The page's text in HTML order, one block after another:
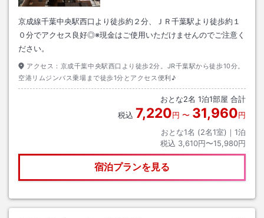
京成線千葉中央駅西口より徒歩約２分、ＪＲ千葉駅より徒歩約１
０分でアクセス良好◎※現金はご使用いただけませんのでご注意く
ださい。
アクセス： 京成千葉中央駅西口より徒歩2分。JR千葉駅から徒歩10分。
空港リムジンバス乗場まで徒歩1分とアクセス便利♪
おとな2名 1泊1部屋 合計
税込 7,220円 〜 31,960円
おとな1名 (2名1室)｜ 1泊
税込 3,610円〜15,980円
宿泊プランを見る